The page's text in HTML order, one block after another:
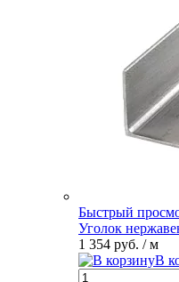
Быстрый
Уголок
1 354 руб. / м
В